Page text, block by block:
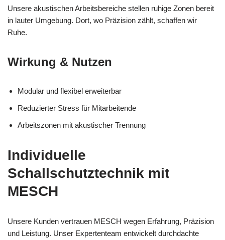
Unsere akustischen Arbeitsbereiche stellen ruhige Zonen bereit
in lauter Umgebung. Dort, wo Präzision zählt, schaffen wir
Ruhe.
Wirkung & Nutzen
Modular und flexibel erweiterbar
Reduzierter Stress für Mitarbeitende
Arbeitszonen mit akustischer Trennung
Individuelle
Schallschutztechnik mit
MESCH
Unsere Kunden vertrauen MESCH wegen Erfahrung, Präzision
und Leistung. Unser Expertenteam entwickelt durchdachte